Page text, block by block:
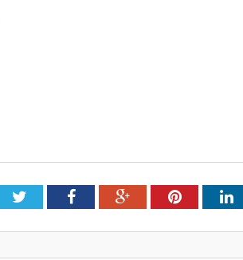
TwitterFacebookGoogle+Pinterest